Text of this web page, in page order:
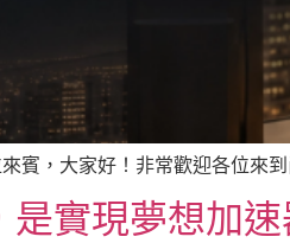
賓，大家好！非常歡迎各位來
實現夢想加速